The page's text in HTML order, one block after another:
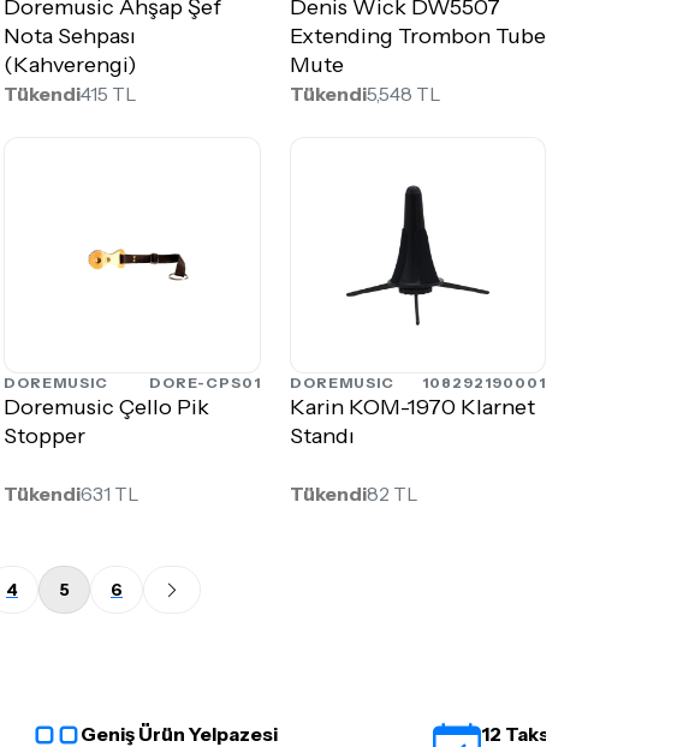
Doremusic Ahşap Şef
Nota Sehpası
(Kahverengi)
Tükendi415 TL
Denis Wick DW5507
Extending Trombon Tube
Mute
Tükendi5,548 TL
DOREMUSIC DORE-CPS01
Doremusic Çello Pik
Stopper
Tükendi631 TL
DOREMUSIC 108292190001
Karin KOM-1970 Klarnet
Standı
Tükendi82 TL
4 5 6
Geniş Ürün Yelpazesi 12 Taksit İmkanı